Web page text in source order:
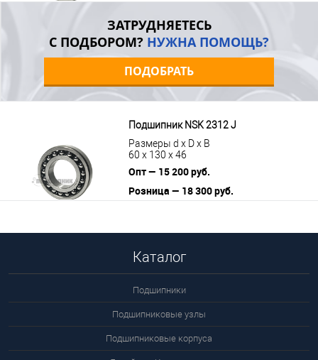
ЗАТРУДНЯЕТЕСЬ
С ПОДБОРОМ? НУЖНА ПОМОЩЬ?
ПОДОБРАТЬ
Подшипник NSK 2312 J
Размеры d x D x B
60 x 130 x 46
Опт — 15 200 руб.
Розница — 18 300 руб.
Каталог
Подшипники
Подшипниковые узлы
Подшипниковые корпуса